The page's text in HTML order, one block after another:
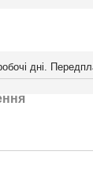
дні.